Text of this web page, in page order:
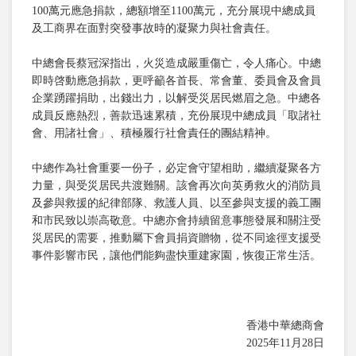
100萬元應急捐款，總額增至1100萬元，充分展現中總成員
及工商界在面對突發事故時的凝聚力與社會責任。
中總會長蔡冠深指出，火災造成嚴重傷亡，令人痛心。中總
即時啓動應急捐款，更呼籲各首長、常會董、委員會及會員
企業踴躍捐助，出錢出力，以解受災居民燃眉之急。中總各
成員反應熱烈，善款迅速累積，充份展現中總成員「取諸社
會、用諸社會」、積極履行社會責任的團結精神。
中總作為社會重要一份子，必定會守望相助，繼續凝聚各方
力量，與受災居民共渡難關。該會再次向英勇救火的消防員
及參與救援的紀律部隊、救護人員、以至參與支援的義工團
和市民致以崇高敬意。中總亦會持續留意事態發展和關注受
災居民的需要，推動屬下會員捐資贈物，從不同途徑支援受
事件影響市民，讓他們能夠盡快重建家園，恢復正常生活。
香港中華總商會
2025年11月28日